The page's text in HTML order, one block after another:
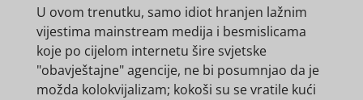
U ovom trenutku, samo idiot hranjen lažnim
vijestima mainstream medija i besmislicama
koje po cijelom internetu šire svjetske
"obavještajne" agencije, ne bi posumnjao da je
možda kolokvijalizam; kokoši su se vratile kući